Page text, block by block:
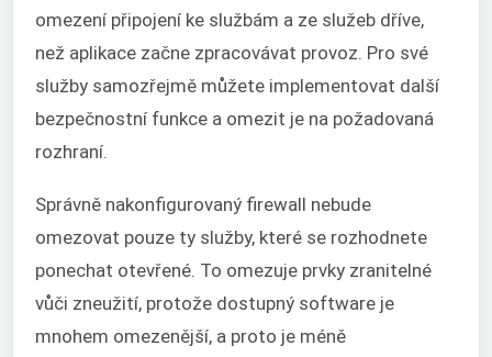
omezení připojení ke službám a ze služeb dříve,
než aplikace začne zpracovávat provoz. Pro své
služby samozřejmě můžete implementovat další
bezpečnostní funkce a omezit je na požadovaná
rozhraní.
Správně nakonfigurovaný firewall nebude
omezovat pouze ty služby, které se rozhodnete
ponechat otevřené. To omezuje prvky zranitelné
vůči zneužití, protože dostupný software je
mnohem omezenější, a proto je méně